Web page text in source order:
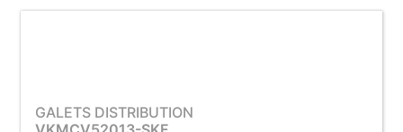
GALETS DISTRIBUTION